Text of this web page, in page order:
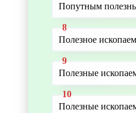
Попутным
Полезное
Полезные
Полезные